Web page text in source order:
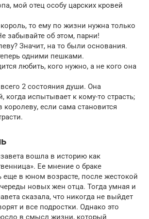
мой отец особу царских кровей
то ему по жизни нужна только
забывайте об этом, парни!
Значит, на то были основания.
одними пешками.
любить, кого нужно, а не кого она
2 состояния души. Она
когда испытывает к кому-то страсть;
королеву, если сама становится
вошла в историю как
Ее мнение о браке
в юном возрасте, после жестокой
новых жен отца. Тогда умная и
сказала, что никогда не выйдет
и все подростки. Однако это
в смысл жизни, который